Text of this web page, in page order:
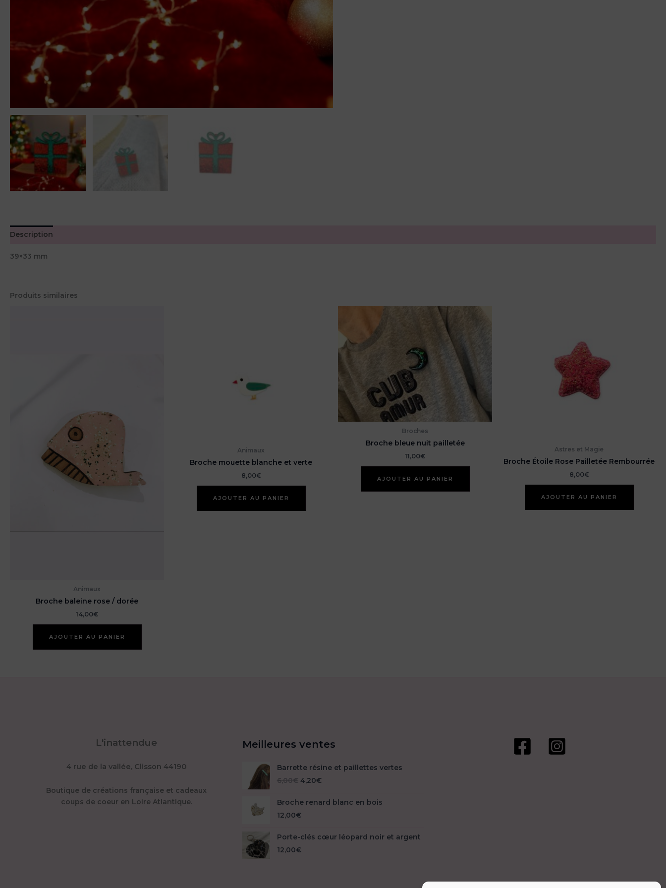
Description
39×33 mm
Produits similaires
Animaux
Broche baleine rose / dorée
14,00€
AJOUTER AU PANIER
Animaux
Broche mouette blanche et verte
8,00€
AJOUTER AU PANIER
Broches
Broche bleue nuit pailletée
11,00€
AJOUTER AU PANIER
Astres et Magie
Broche Étoile Rose Pailletée Rembourrée
8,00€
AJOUTER AU PANIER
L'inattendue
4 rue de la vallée, Clisson 44190
Boutique de créations française et cadeaux
coups de coeur en Loire Atlantique.
Meilleures ventes
Barrette résine et paillettes vertes
6,00€ Le
initial
était :
4,20€Le
actuel
Broche renard blanc en bois
12,00€
Porte-clés cœur léopard noir et argent
12,00€